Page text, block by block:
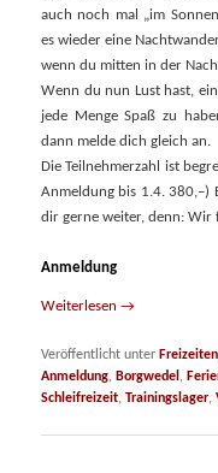
auch noch mal „im
es wieder eine
wenn du mitten in der
Wenn du nun Lust hast,
jede Menge Spaß zu
dann melde dich gleich an.
Die Teilnehmerzahl ist
Anmeldung bis 1.4. 380,–)
dir gerne weiter, denn: Wir
Anmeldung
Weiterlesen→
Veröffentlicht unter Freizeiten
Anmeldung, Borgwedel ,
Schleifreizeit,Trainingslager,